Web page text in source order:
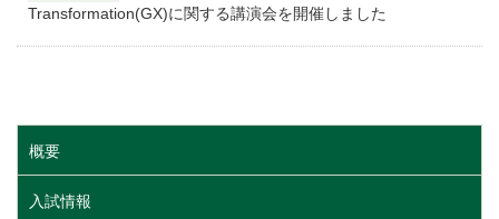
Transformation(GX)に関する講演会を開催しました
概要
入試情報